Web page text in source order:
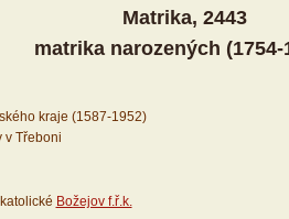
Matrika, 2443
matrika narozených (1754-
kraje (1587-1952)
v Třeboni
Božejov f.ř.k.